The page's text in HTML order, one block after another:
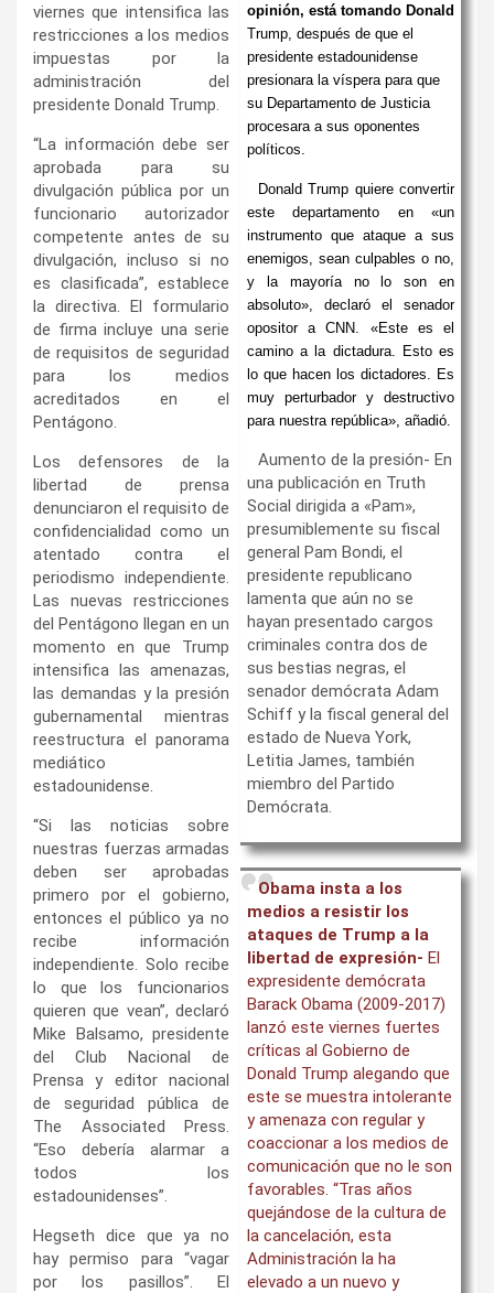
opinión, está tomando Donald
Trump, después de que el
presidente estadounidense
presionara la víspera para que
su Departamento de Justicia
procesara a sus oponentes
políticos.
Donald Trump quiere convertir
este departamento en «un
instrumento que ataque a sus
enemigos, sean culpables o no,
y la mayoría no lo son en
absoluto», declaró el senador
opositor a CNN. «Este es el
camino a la dictadura. Esto es
lo que hacen los dictadores. Es
muy perturbador y destructivo
para nuestra república», añadió.
Aumento de la presión- En
una publicación en Truth
Social dirigida a «Pam»,
presumiblemente su fiscal
general Pam Bondi, el
presidente republicano
lamenta que aún no se
hayan presentado cargos
criminales contra dos de
sus bestias negras, el
senador demócrata Adam
Schiff y la fiscal general del
estado de Nueva York,
Letitia James, también
miembro del Partido
Demócrata.
viernes que intensifica las
restricciones a los medios
impuestas por la
administración del
presidente Donald Trump.
Obama insta a los
medios a resistir los
ataques de Trump a la
libertad de expresión- El
expresidente demócrata
Barack Obama (2009-2017)
lanzó este viernes fuertes
críticas al Gobierno de
Donald Trump alegando que
este se muestra intolerante
y amenaza con regular y
coaccionar a los medios de
comunicación que no le son
favorables. “Tras años
quejándose de la cultura de
la cancelación, esta
Administración la ha
elevado a un nuevo y
“La información debe ser
aprobada para su
divulgación pública por un
funcionario autorizador
competente antes de su
divulgación, incluso si no
es clasificada”, establece
la directiva. El formulario
de firma incluye una serie
de requisitos de seguridad
para los medios
acreditados en el
Pentágono.
Los defensores de la
libertad de prensa
denunciaron el requisito de
confidencialidad como un
atentado contra el
periodismo independiente.
Las nuevas restricciones
del Pentágono llegan en un
momento en que Trump
intensifica las amenazas,
las demandas y la presión
gubernamental mientras
reestructura el panorama
mediático
estadounidense.
“Si las noticias sobre
nuestras fuerzas armadas
deben ser aprobadas
primero por el gobierno,
entonces el público ya no
recibe información
independiente. Solo recibe
lo que los funcionarios
quieren que vean”, declaró
Mike Balsamo, presidente
del Club Nacional de
Prensa y editor nacional
de seguridad pública de
The Associated Press.
“Eso debería alarmar a
todos los
estadounidenses”.
Hegseth dice que ya no
hay permiso para “vagar
por los pasillos”. El